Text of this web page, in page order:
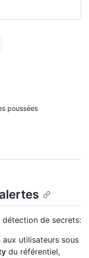
poussées
de secrets:
aux utilisateurs sous
du référentiel,